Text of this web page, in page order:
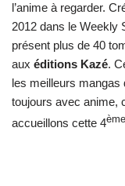
l’anime à regarder.
2012 dans le Weekly
présent plus de 40
aux éditions Kazé.
les meilleurs
toujours avec anime,
accueillons cette 4ème